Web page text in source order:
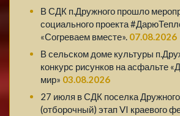
В СДК п.Дружного прошло
социального проекта
«Согреваем вместе». 07.08.2026
В сельском доме культуры
конкурс рисунков на асфальте
мир» 03.08.2026
27 июля в СДК поселка
(отборочный) этап VI краевого